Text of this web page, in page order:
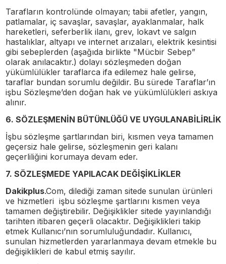
Tarafların kontrolünde olmayan; tabii afetler, yangın,
patlamalar, iç savaşlar, savaşlar, ayaklanmalar, halk
hareketleri, seferberlik ilanı, grev, lokavt ve salgın
hastalıklar, altyapı ve internet arızaları, elektrik kesintisi
gibi sebeplerden (aşağıda birlikte "Mücbir Sebep”
olarak anılacaktır.) dolayı sözleşmeden doğan
yükümlülükler taraflarca ifa edilemez hale gelirse,
taraflar bundan sorumlu değildir. Bu sürede Taraflar’ın
işbu Sözleşme’den doğan hak ve yükümlülükleri askıya
alınır.
6. SÖZLEŞMENİN BÜTÜNLÜĞÜ VE UYGULANABİLİRLİK
İşbu sözleşme şartlarından biri, kısmen veya tamamen
geçersiz hale gelirse, sözleşmenin geri kalanı
geçerliliğini korumaya devam eder.
7. SÖZLEŞMEDE YAPILACAK DEĞİŞİKLİKLER
Dakikplus.Com, dilediği zaman sitede sunulan ürünleri
ve hizmetleri işbu sözleşme şartlarını kısmen veya
tamamen değiştirebilir. Değişiklikler sitede yayınlandığı
tarihten itibaren geçerli olacaktır. Değişiklikleri takip
etmek Kullanıcı’nın sorumluluğundadır. Kullanıcı,
sunulan hizmetlerden yararlanmaya devam etmekle bu
değişiklikleri de kabul etmiş sayılır.